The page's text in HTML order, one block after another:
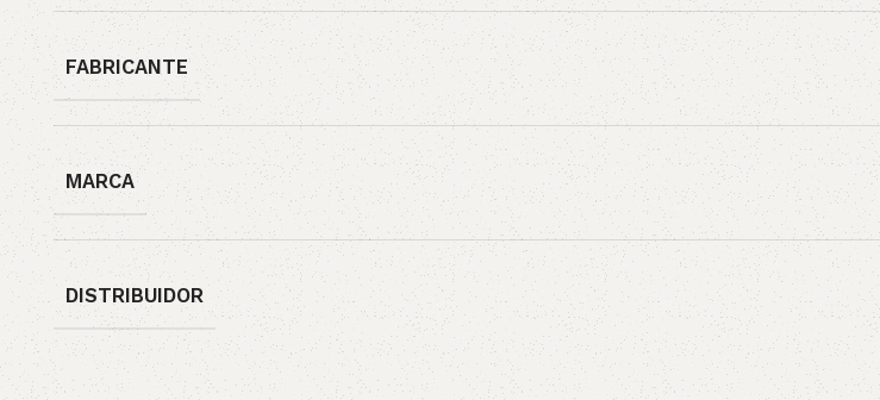
FABRICANTE
MARCA
DISTRIBUIDOR